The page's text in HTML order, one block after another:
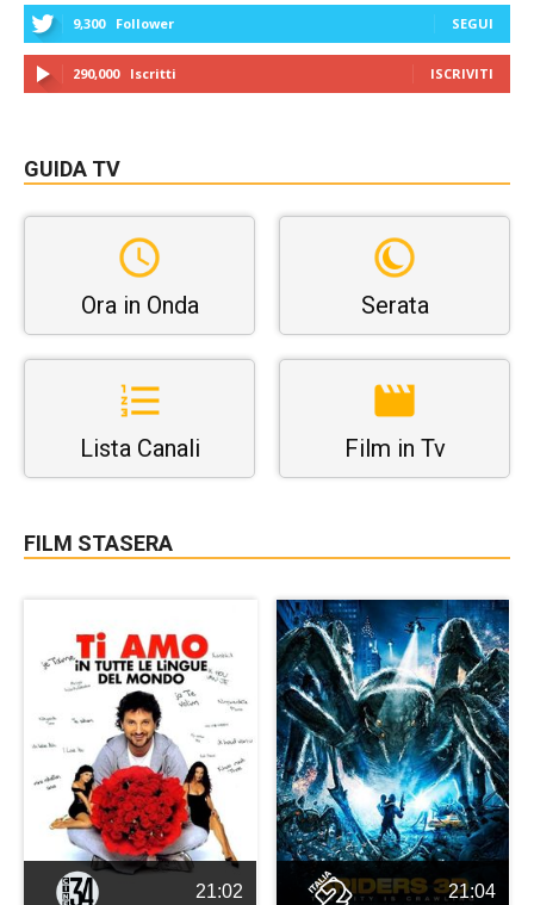
9,300 Follower SEGUI
290,000 Iscritti ISCRIVITI
GUIDA TV
Ora in Onda Serata
Lista Canali Film in Tv
FILM STASERA
21:02 21:04